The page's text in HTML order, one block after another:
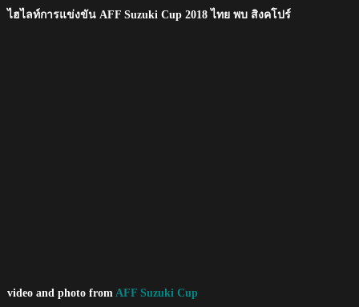
ไฮไลท์การแข่งขัน AFF Suzuki Cup 2018 ไทย พบ สิงคโปร์
video and photo from AFF Suzuki Cup